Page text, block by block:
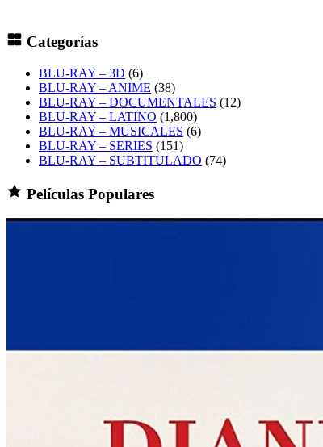
Categorías
BLU-RAY – 3D (6)
BLU-RAY – ANIME (38)
BLU-RAY – DOCUMENTALES (12)
BLU-RAY – LATINO (1,800)
BLU-RAY – MUSICALES (6)
BLU-RAY – SERIES (151)
BLU-RAY – SUBTITULADO (74)
Películas Populares